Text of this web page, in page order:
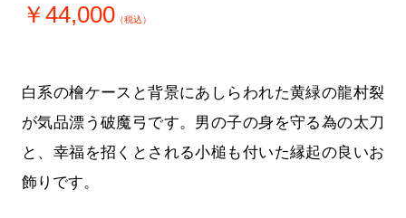
￥44,000（税込）
白系の檜ケースと背景にあしらわれた黄緑の龍村裂
が気品漂う破魔弓です。男の子の身を守る為の太刀
と、幸福を招くとされる小槌も付いた縁起の良いお
飾りです。